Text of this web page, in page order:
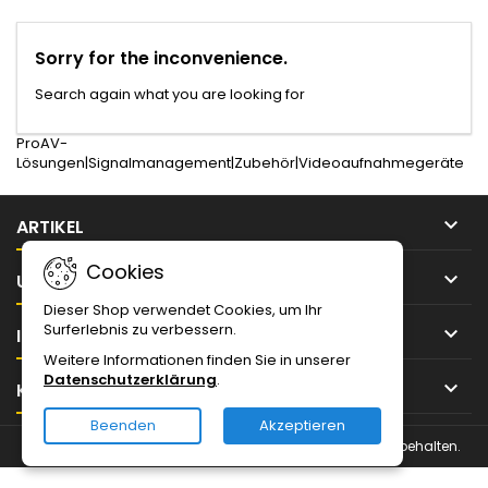
Sorry for the inconvenience.
Search again what you are looking for
ProAV-
Lösungen|Signalmanagement|Zubehör|Videoaufnahmegeräte
ARTIKEL 
UNTERNEHMEN 
IHR KONTO 
KONTAKT 
Cookies
Dieser Shop verwendet Cookies, um Ihr
Surferlebnis zu verbessern.
Weitere Informationen finden Sie in unserer
Datenschutzerklärung.
Beenden Akzeptieren
© Urheberrecht 2026 Magnin Solutions IT. Alle Rechte vorbehalten.